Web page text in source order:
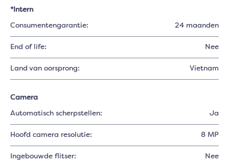
*Intern
Consumentengarantie: 24 maanden
End of life: Nee
Land van oorsprong: Vietnam
Camera
Automatisch scherpstellen: Ja
Hoofd camera resolutie: 8 MP
Ingebouwde flitser: Nee